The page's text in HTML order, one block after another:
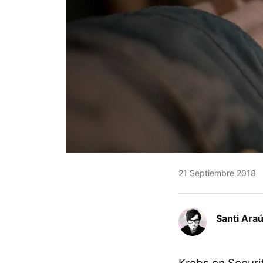
21 Septiembre 2018
Santi